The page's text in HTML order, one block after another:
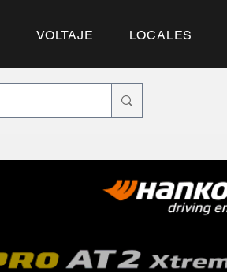
VOLTAJE LOCALES